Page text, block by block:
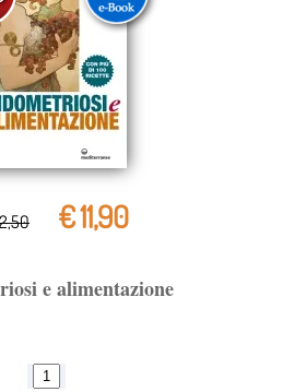
€ 11,90
e alimentazione